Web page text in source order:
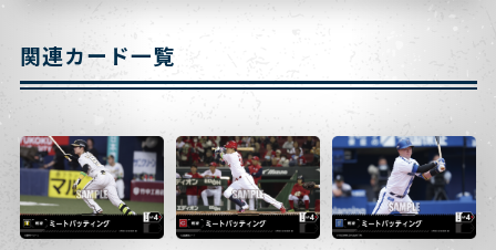
関連カード一覧